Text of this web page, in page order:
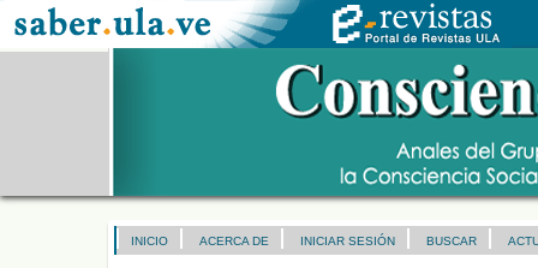
INICIO ACERCA DE INICIAR SESIÓN BUSCAR